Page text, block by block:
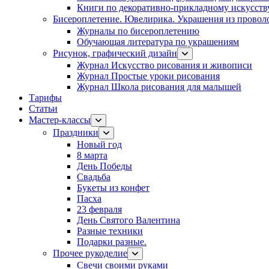
Книги по декоративно-прикладному
Бисероплетение. Ювелирика. Украшения из
Журналы по бисероплетению
Обучающая литература по украшениям
Рисунок, графический дизайн
Журнал Искусство рисования и живописи
Журнал Простые уроки рисования
Журнал Школа рисования для малышей
Тарифы
Статьи
Мастер-классы
Праздники
Новый год
8 марта
День Победы
Свадьба
Букеты из конфет
Пасха
23 февраля
День Святого Валентина
Разные техники
Подарки разные.
Прочее рукоделие
Свечи своими руками